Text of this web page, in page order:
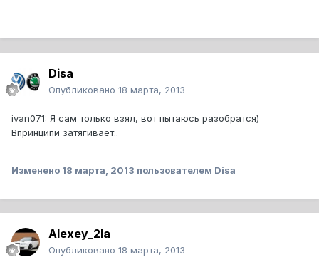
Disa
Опубликовано 18 марта, 2013
ivan071: Я сам только взял, вот пытаюсь разобратся)
Впринципи затягивает..
Изменено 18 марта, 2013 пользователем Disa
Alexey_2la
Опубликовано 18 марта, 2013